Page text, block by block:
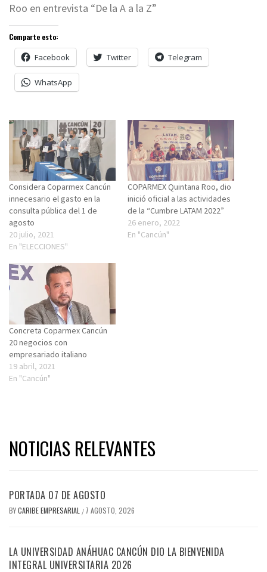
Roo en entrevista “De la A a la Z”
Comparte esto:
Facebook Twitter Telegram
WhatsApp
Considera Coparmex Cancún
innecesario el gasto en la
consulta pública del 1 de
agosto
20 julio, 2021
En "ELECCIONES"
COPARMEX Quintana Roo, dio
inició oficial a las actividades
de la “Cumbre LATAM 2022”
26 enero, 2022
En "Cancún"
Concreta Coparmex Cancún
20 negocios con
empresariado italiano
19 abril, 2021
En "Cancún"
NOTICIAS RELEVANTES
PORTADA 07 DE AGOSTO
BYCARIBE EMPRESARIAL / 7 AGOSTO, 2026
LA UNIVERSIDAD ANÁHUAC CANCÚN DIO LA BIENVENIDA
INTEGRAL UNIVERSITARIA 2026